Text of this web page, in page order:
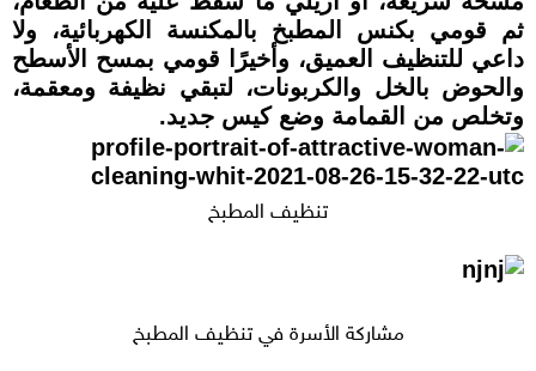
ثم قومي بكنس المطبخ بالمكنسة الكهربائية، ولا
داعي للتنظيف العميق، وأخيرًا قومي بمسح الأسطح
والحوض بالخل والكربونات، لتبقي نظيفة ومعقمة،
وتخلص من القمامة وضع كيس جديد.
تنظيف المطبخ
مشاركة الأسرة في تنظيف المطبخ